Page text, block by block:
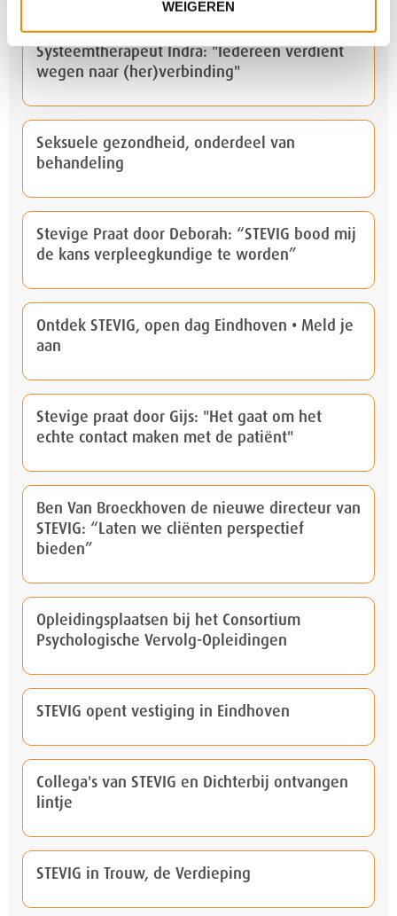
WEIGEREN
Systeemtherapeut Indra: "Iedereen verdient
wegen naar (her)verbinding"
Seksuele gezondheid, onderdeel van
behandeling
Stevige Praat door Deborah: “STEVIG bood mij
de kans verpleegkundige te worden”
Ontdek STEVIG, open dag Eindhoven • Meld je
aan
Stevige praat door Gijs: "Het gaat om het
echte contact maken met de patiënt"
Ben Van Broeckhoven de nieuwe directeur van
STEVIG: “Laten we cliënten perspectief
bieden”
Opleidingsplaatsen bij het Consortium
Psychologische Vervolg-Opleidingen
STEVIG opent vestiging in Eindhoven
Collega's van STEVIG en Dichterbij ontvangen
lintje
STEVIG in Trouw, de Verdieping